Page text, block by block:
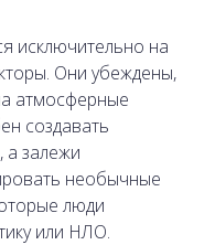
исключительно на
Они убеждены,
атмосферные
создавать
а залежи
необычные
люди
или НЛО.